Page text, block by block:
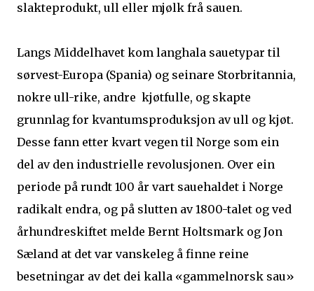
slakteprodukt, ull eller mjølk frå sauen.
Langs Middelhavet kom langhala sauetypar til
sørvest-Europa (Spania) og seinare Storbritannia,
nokre ull-rike, andre kjøtfulle, og skapte
grunnlag for kvantumsproduksjon av ull og kjøt.
Desse fann etter kvart vegen til Norge som ein
del av den industrielle revolusjonen. Over ein
periode på rundt 100 år vart sauehaldet i Norge
radikalt endra, og på slutten av 1800-talet og ved
århundreskiftet melde Bernt Holtsmark og Jon
Sæland at det var vanskeleg å finne reine
besetningar av det dei kalla «gammelnorsk sau»